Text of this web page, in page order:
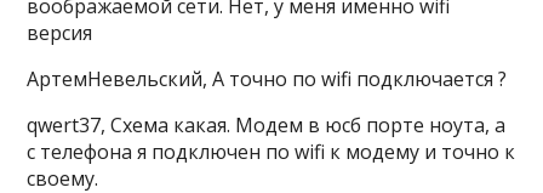
воображаемой сети. Нет, у меня именно wifi
версия
АртемНевельский, А точно по wifi подключается ?
qwert37, Схема какая. Модем в юсб порте ноута, а
с телефона я подключен по wifi к модему и точно к
своему.